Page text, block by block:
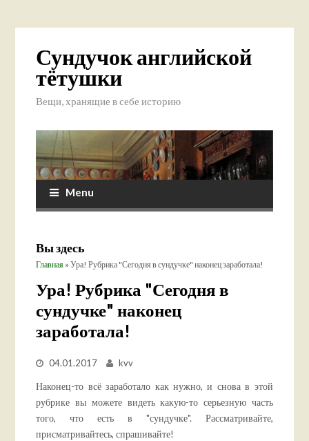
Сундучок английской
тётушки
Вещи, хранящие в себе историю
Menu
Вы здесь
Главная » Ура! Рубрика "Сегодня в сундучке" наконец заработала!
Ура! Рубрика "Сегодня в
сундучке" наконец
заработала!
04.01.2017 kvv
Наконец-то всё заработало как нужно, и снова в этой
рубрике вы можете видеть какую-то серьезную часть
того, что есть в "сундучке". Рассматривайте,
присматривайтесь, спрашивайте!